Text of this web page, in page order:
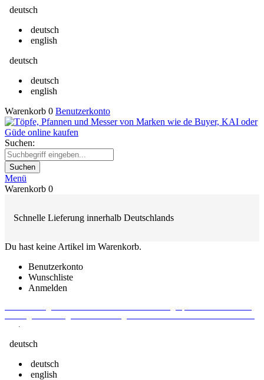
deutsch
deutsch
english
deutsch
deutsch
english
Warenkorb 0 Benutzerkonto
Suchen:
Suchen
Menü
Warenkorb 0
Schnelle Lieferung innerhalb Deutschlands
Du hast keine Artikel im Warenkorb.
Benutzerkonto
Wunschliste
Anmelden
.
deutsch
deutsch
english